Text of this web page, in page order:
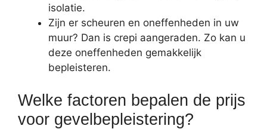
isolatie.
Zijn er scheuren en oneffenheden in uw
muur? Dan is crepi aangeraden. Zo kan u
deze oneffenheden gemakkelijk
bepleisteren.
Welke factoren bepalen de prijs
voor gevelbepleistering?